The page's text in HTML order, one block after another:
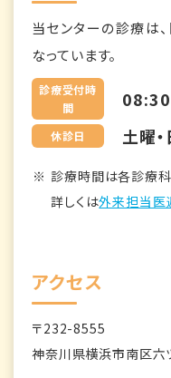
当センターの診療は
なっています。
診療受付時
間
休診日 土曜
診療時間は各診療科
詳しくは外来担当医
アクセス
〒232-8555
神奈川県横浜市南区